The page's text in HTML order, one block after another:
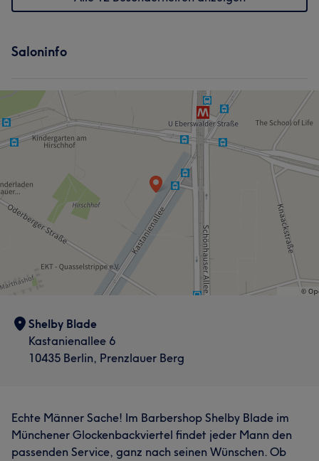
Saloninfo
Shelby Blade
Kastanienallee 6
10435 Berlin, Prenzlauer Berg
Echte Männer Sache! Im Barbershop Shelby Blade im
Münchener Glockenbackviertel findet jeder Mann den
passenden Service, ganz nach seinen Wünschen. Ob